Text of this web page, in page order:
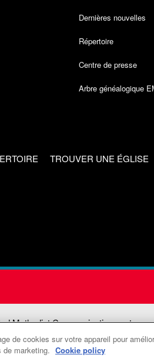
Dernières nouvelles
Répertoire
Centre de presse
Arbre généalogique
TROUVER UNE ÉGLISE
Methodist Communications est une
©2026Communications Méthodistes
de cookies sur votre appareil pour
marketing. Cookie policy